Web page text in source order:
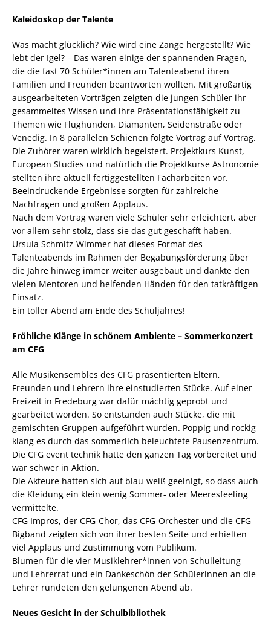
Kaleidoskop der Talente
Was macht glücklich? Wie wird eine Zange hergestellt? Wie
lebt der Igel? – Das waren einige der spannenden Fragen,
die die fast 70 Schüler*innen am Talenteabend ihren
Familien und Freunden beantworten wollten. Mit großartig
ausgearbeiteten Vorträgen zeigten die jungen Schüler ihr
gesammeltes Wissen und ihre Präsentationsfähigkeit zu
Themen wie Flughunden, Diamanten, Seidenstraße oder
Venedig. In 8 parallelen Schienen folgte Vortrag auf Vortrag.
Die Zuhörer waren wirklich begeistert. Projektkurs Kunst,
European Studies und natürlich die Projektkurse Astronomie
stellten ihre aktuell fertiggestellten Facharbeiten vor.
Beeindruckende Ergebnisse sorgten für zahlreiche
Nachfragen und großen Applaus.
Nach dem Vortrag waren viele Schüler sehr erleichtert, aber
vor allem sehr stolz, dass sie das gut geschafft haben.
Ursula Schmitz-Wimmer hat dieses Format des
Talenteabends im Rahmen der Begabungsförderung über
die Jahre hinweg immer weiter ausgebaut und dankte den
vielen Mentoren und helfenden Händen für den tatkräftigen
Einsatz.
Ein toller Abend am Ende des Schuljahres!
Fröhliche Klänge in schönem Ambiente – Sommerkonzert
am CFG
Alle Musikensembles des CFG präsentierten Eltern,
Freunden und Lehrern ihre einstudierten Stücke. Auf einer
Freizeit in Fredeburg war dafür mächtig geprobt und
gearbeitet worden. So entstanden auch Stücke, die mit
gemischten Gruppen aufgeführt wurden. Poppig und rockig
klang es durch das sommerlich beleuchtete Pausenzentrum.
Die CFG event technik hatte den ganzen Tag vorbereitet und
war schwer in Aktion.
Die Akteure hatten sich auf blau-weiß geeinigt, so dass auch
die Kleidung ein klein wenig Sommer- oder Meeresfeeling
vermittelte.
CFG Impros, der CFG-Chor, das CFG-Orchester und die CFG
Bigband zeigten sich von ihrer besten Seite und erhielten
viel Applaus und Zustimmung vom Publikum.
Blumen für die vier Musiklehrer*innen von Schulleitung
und Lehrerrat und ein Dankeschön der Schülerinnen an die
Lehrer rundeten den gelungenen Abend ab.
Neues Gesicht in der Schulbibliothek